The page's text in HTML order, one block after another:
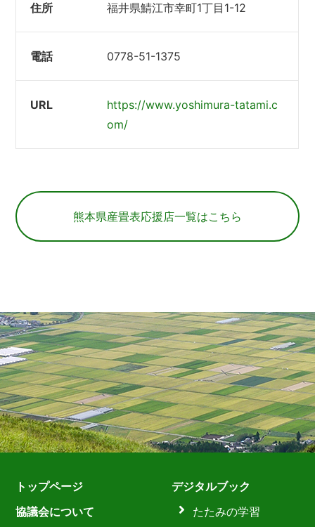
福井県鯖江市幸町1丁目1-12
0778-51-1375
https://www.yoshimura-tatami.c
om/
熊本県産畳表応援店一覧はこちら
トップページ
協議会について
デジタルブック
たたみの学習